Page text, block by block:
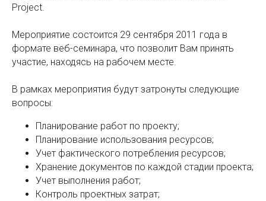
Project.
Мероприятие состоится 29 сентября 2011 года в
формате веб-семинара, что позволит Вам принять
участие, находясь на рабочем месте.
В рамках мероприятия будут затронуты следующие
вопросы:
Планирование работ по проекту;
Планирование использования ресурсов;
Учет фактического потребления ресурсов;
Хранение документов по каждой стадии проекта;
Учет выполнения работ;
Контроль проектных затрат;